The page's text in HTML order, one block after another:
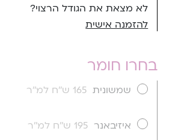
לא מצאת את הגודל הרצוי?
להזמנה אישית
בחרו חומר
שמשונית 165 ש''ח למ''ר
איזיבאנר 195 ש''ח למ''ר